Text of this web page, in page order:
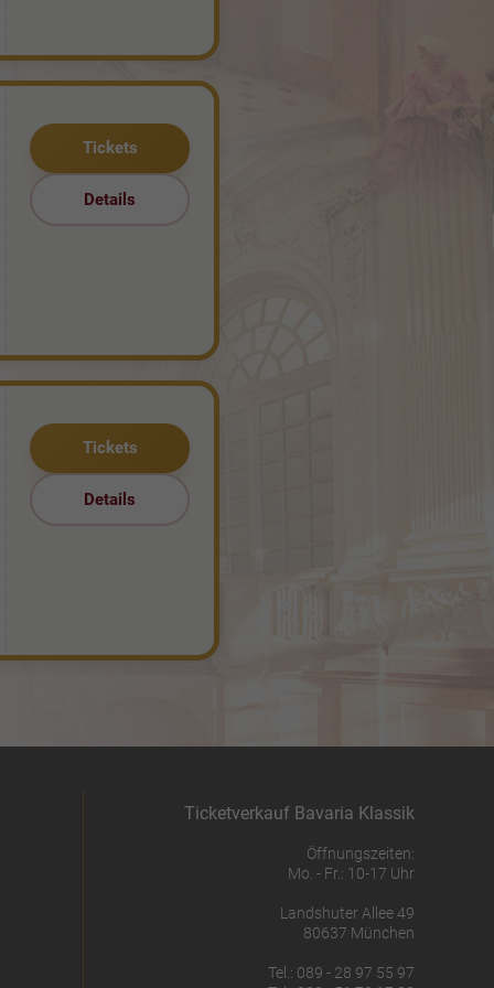
Tickets
Details
Tickets
Details
Ticketverkauf Bavaria Klassik
Öffnungszeiten:
Mo. - Fr.: 10-17 Uhr
Landshuter Allee 49
80637 München
Tel.: 089 - 28 97 55 97